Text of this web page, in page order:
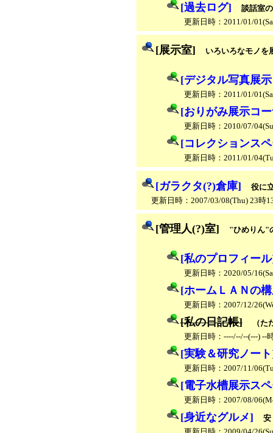
[過去ログ]
談話室
更新日時：2011/01/
[展示室] いろいろなモノを
[デジタル写真展
更新日時：2011/01/
[おりがみ展示コ
更新日時：2010/07/
[コレクションス
更新日時：2011/01/
[ガラクタ(?)倉庫]
役に
更新日時：2007/03/08(Thu) 23時
[管理人(?)室] "ひめりん"
[私のプロフィー
更新日時：2020/05/
[ホームＬＡＮの
更新日時：2007/12/
[私の日記帳]
（
更新日時：----/--/--(---) --
[実験＆研究ノー
更新日時：2007/11/
[電子水槽展示ス
更新日時：2007/08/
[身近なグルメ]
安